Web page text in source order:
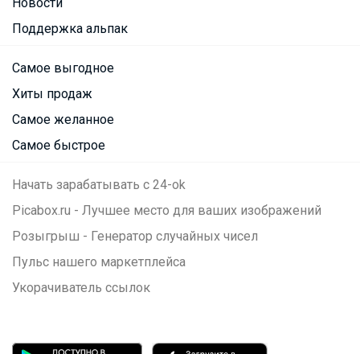
Поддержка альпак
Самое выгодное
Хиты продаж
Самое желанное
Самое быстрое
Начать зарабатывать с 24-ok
Picabox.ru - Лучшее место для ваших изображений
Розыгрыш - Генератор случайных чисел
Пульс нашего маркетплейса
Укорачиватель ссылок